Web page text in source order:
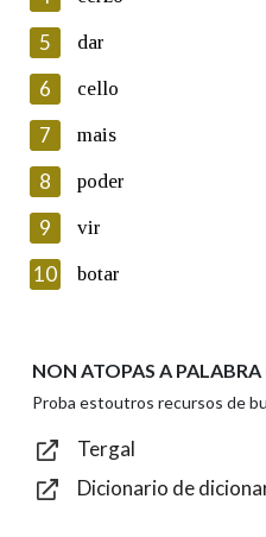
Lin e acepto as
Introduce o código que
Texto de verificación
Enviar
5 dar
6 cello
7 mais
8 poder
9 vir
10 botar
NON ATOPAS A PALABRA
Proba estoutros recursos de
Tergal
Dicionario de